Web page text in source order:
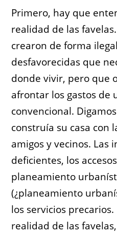
Primero, hay que
realidad de las
crearon de forma
desfavorecidas que
donde vivir, pero que
afrontar los gastos de
convencional.
construía su casa con
amigos y vecinos. Las
deficientes, los
planeamiento
(¿planeamiento
los servicios
realidad de las